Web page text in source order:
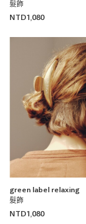
髮飾
NTD1,080
green label relaxing
髮飾
NTD1,080